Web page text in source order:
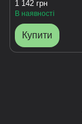
1 142 грн
В наявності
Купити